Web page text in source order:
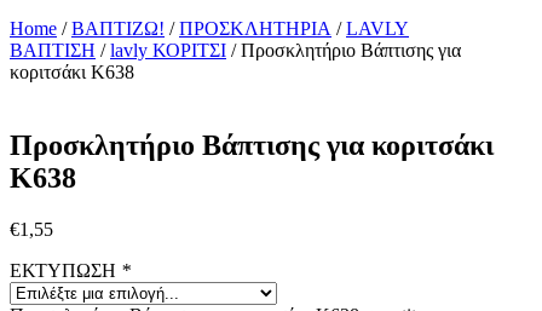
Home /ΒΑΠΤΙΖΩ! /ΠΡΟΣΚΛΗΤΗΡΙΑ /LAVLY
ΒΑΠΤΙΣΗ /lavly ΚΟΡΙΤΣΙ / Προσκλητήριο Βάπτισης για
κοριτσάκι Κ638
Προσκλητήριο Βάπτισης για κοριτσάκι
Κ638
€1,55
ΕΚΤΥΠΩΣΗ *